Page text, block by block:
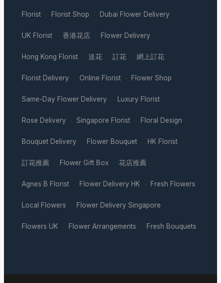
Florist · Florist Shop · Dubai Flower Delivery ·
UK Florist · 香港花店 · Flower Delivery ·
Hong Kong Florist · 送花 · 訂花 · 網上訂花 ·
Florist Delivery · Online Florist · Flower Shop ·
Same-Day Flower Delivery · Luxury Florist ·
Rose Delivery · Singapore Florist · Floral Design ·
Bouquet Delivery · Flower Bouquet · HK Florist ·
訂花推薦 · Flower Gift Box · 花店推薦 ·
Agnes B Florist · Flower Delivery HK · Fresh Flowers ·
Local Flowers · Flower Delivery Singapore ·
Flowers UK · Flower Arrangements · Fresh Bouquets